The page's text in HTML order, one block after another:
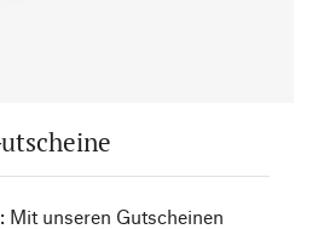
Mit unseren Gutscheinen